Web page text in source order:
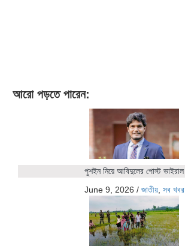
আরো পড়তে পারেন:
পুশইন নিয়ে আবিদুলের পোস্ট ভাইরাল
June 9, 2026 / জাতীয়, সব খবর